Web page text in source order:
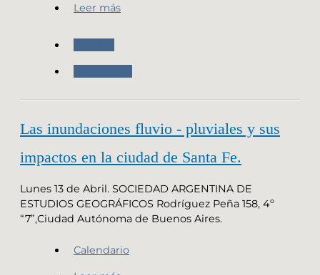
Leer más
Las inundaciones fluvio - pluviales y sus
impactos en la ciudad de Santa Fe.
Lunes 13 de Abril. SOCIEDAD ARGENTINA DE
ESTUDIOS GEOGRÁFICOS Rodríguez Peña 158, 4º
“7”,Ciudad Autónoma de Buenos Aires.
Calendario